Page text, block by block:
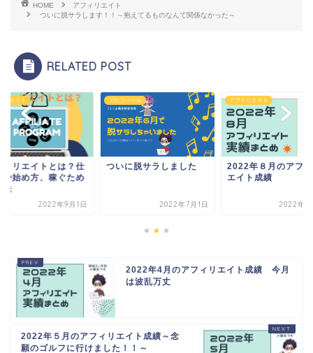
HOME
アフィリエイト
ついに脱サラします！！～抱えてるものなんて関係なかった～
RELATED POST
リエイト
ィリエイトとは？仕
や始め方、稼ぐため
法
2022年9月1日
プロフィール
ついに脱サラしました
2022年7月1日
アフィリエイト
2022年８月のアフ
エイト成績
2022年9
2022年4月のアフィリエイト成績 今月
は波乱万丈
2022年５月のアフィリエイト成績～念
願のゴルフに行けました！！～